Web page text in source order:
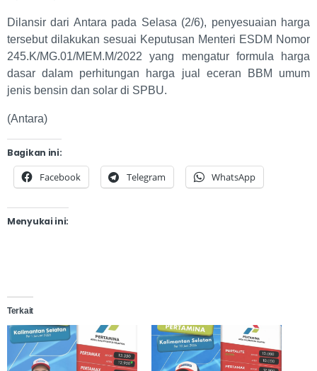
Dilansir dari Antara pada Selasa (2/6), penyesuaian harga
tersebut dilakukan sesuai Keputusan Menteri ESDM Nomor
245.K/MG.01/MEM.M/2022 yang mengatur formula harga
dasar dalam perhitungan harga jual eceran BBM umum
jenis bensin dan solar di SPBU.
(Antara)
Bagikan ini:
Facebook Telegram WhatsApp
Menyukai ini:
Terkait